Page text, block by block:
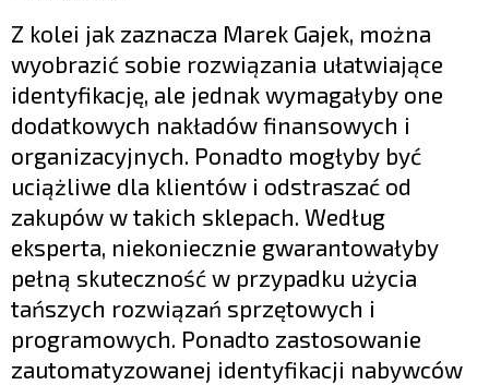
Z kolei jak zaznacza Marek Gajek, można
wyobrazić sobie rozwiązania ułatwiające
identyfikację, ale jednak wymagałyby one
dodatkowych nakładów finansowych i
organizacyjnych. Ponadto mogłyby być
uciążliwe dla klientów i odstraszać od
zakupów w takich sklepach. Według
eksperta, niekoniecznie gwarantowałyby
pełną skuteczność w przypadku użycia
tańszych rozwiązań sprzętowych i
programowych. Ponadto zastosowanie
zautomatyzowanej identyfikacji nabywców